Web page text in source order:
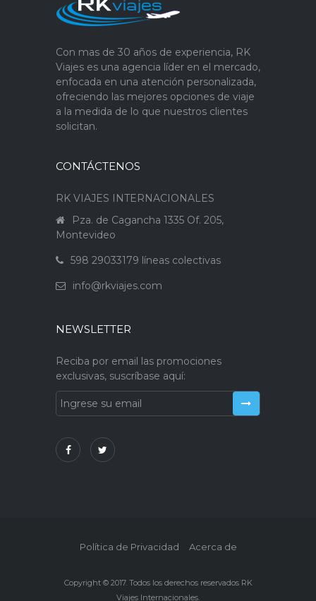
Con mas de 30 años de experiencia, RK
Viajes es una agencia líder en el mercado,
enfocada en una atención personalizada,
ofreciendo las mejores opciones de viaje
a la medida de lo que nuestros clientes
solicitan.
CONTÁCTENOS
RK VIAJES INTERNACIONALES
Pza. de Cagancha 1335 Of. 205,
Montevideo
598 29033179 líneas colectivas
info@rkviajes.com
NEWSLETTER
Reciba por email las promociones
exclusivas, suscríbase aquí:
Política de Privacidad Acerca de
Copyright © 2017. Todos los derechos reservados RK
Viajes Internacionales.